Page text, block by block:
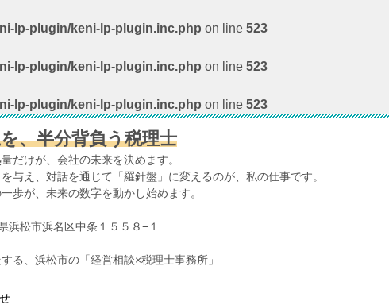
lp-plugin/keni-lp-plugin.inc.php on line 523
lp-plugin/keni-lp-plugin.inc.php on line 523
lp-plugin/keni-lp-plugin.inc.php on line 523
、半分背負う税理士
だけが、会社の未来を決めます。
与え、対話を通じて「羅針盤」に変えるのが、私の仕事です。
歩が、未来の数字を動かし始めます。
浜松市浜名区中条１５５８−１
る、浜松市の「経営相談×税理士事務所」